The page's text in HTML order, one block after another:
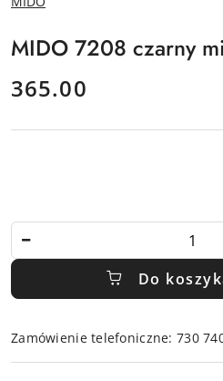
PRODUCENTA:
MIDO 7208 czarny
cena:
365.00
Do
Zamówienie telefoniczne: 730